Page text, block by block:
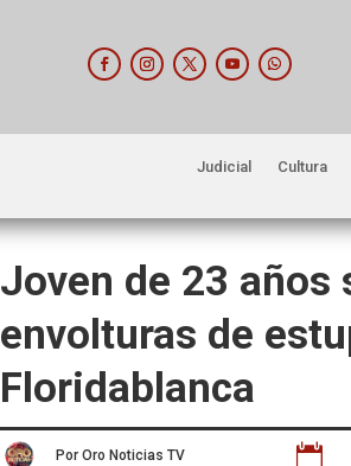
Judicial Cultura
Joven de 23
envolturas de
Floridablanca
Por Oro Noticias TV 